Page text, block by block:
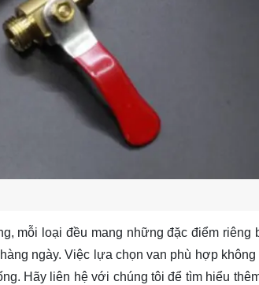
mỗi loại đều mang những đặc điểm riêng
ngày. Việc lựa chọn van phù hợp không
Hãy liên hệvới chúng tôi để tìm hiểu